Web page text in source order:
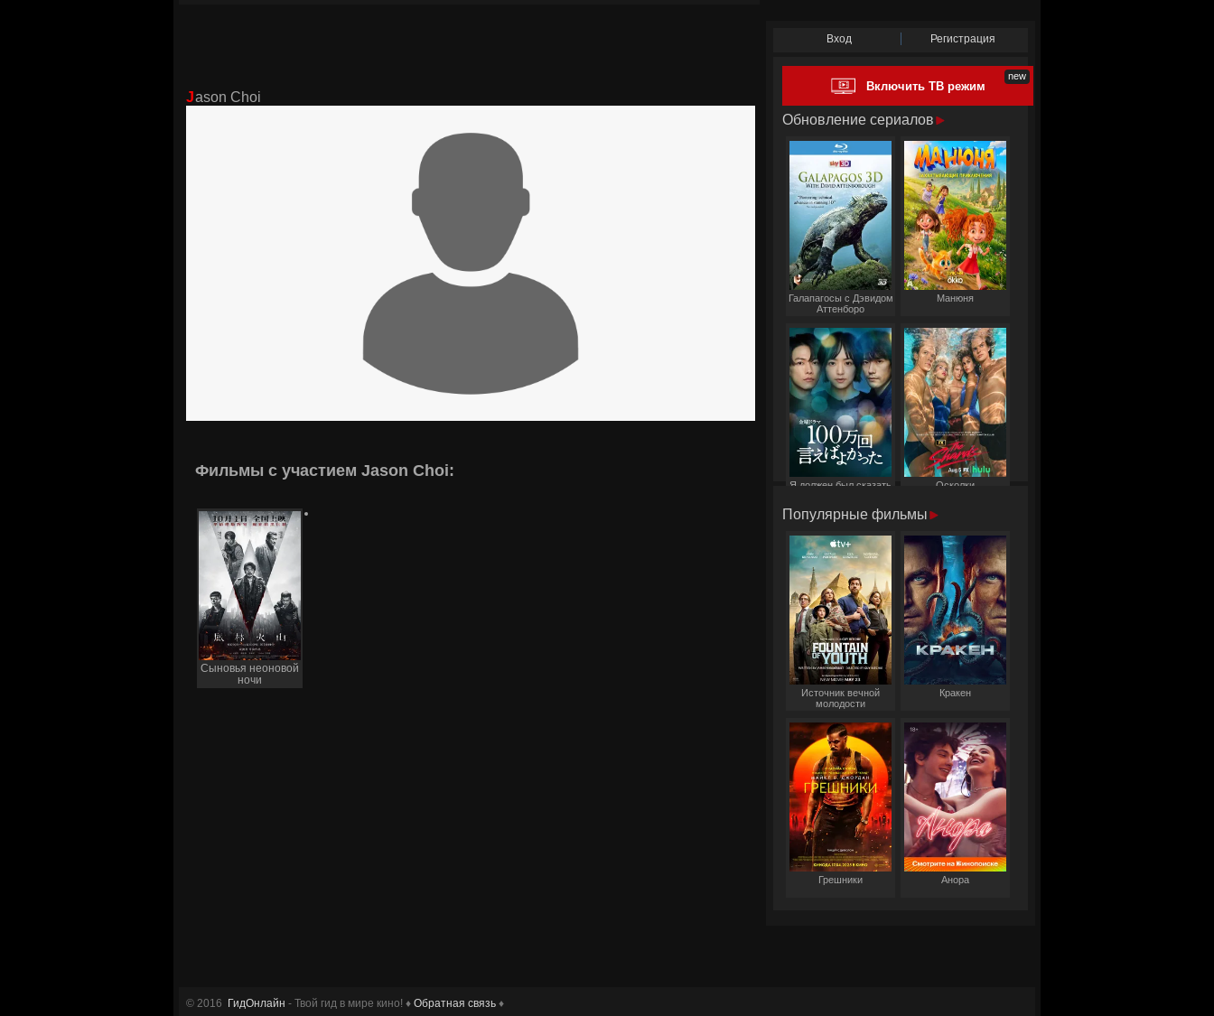
Jason Choi
Фильмы с участием Jason Choi:
Сыновья неоновой
ночи
Вход Регистрация
Включить ТВ режим
Обновление сериалов
Галапагосы с Дэвидом
Аттенборо
Манюня
Я должен был сказать
Осколки
Популярные фильмы
Источник вечной
молодости
Кракен
Грешники Анора
© 2016 ГидОнлайн - Твой гид в мире кино! ♦ Обратная связь ♦